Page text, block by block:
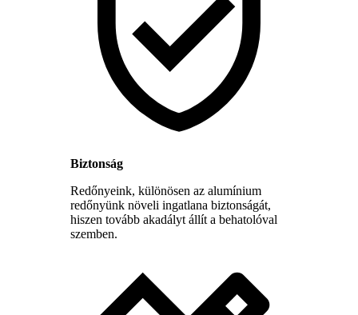
Biztonság
Redőnyeink, különösen az alumínium
redőnyünk növeli ingatlana biztonságát,
hiszen tovább akadályt állít a behatolóval
szemben.